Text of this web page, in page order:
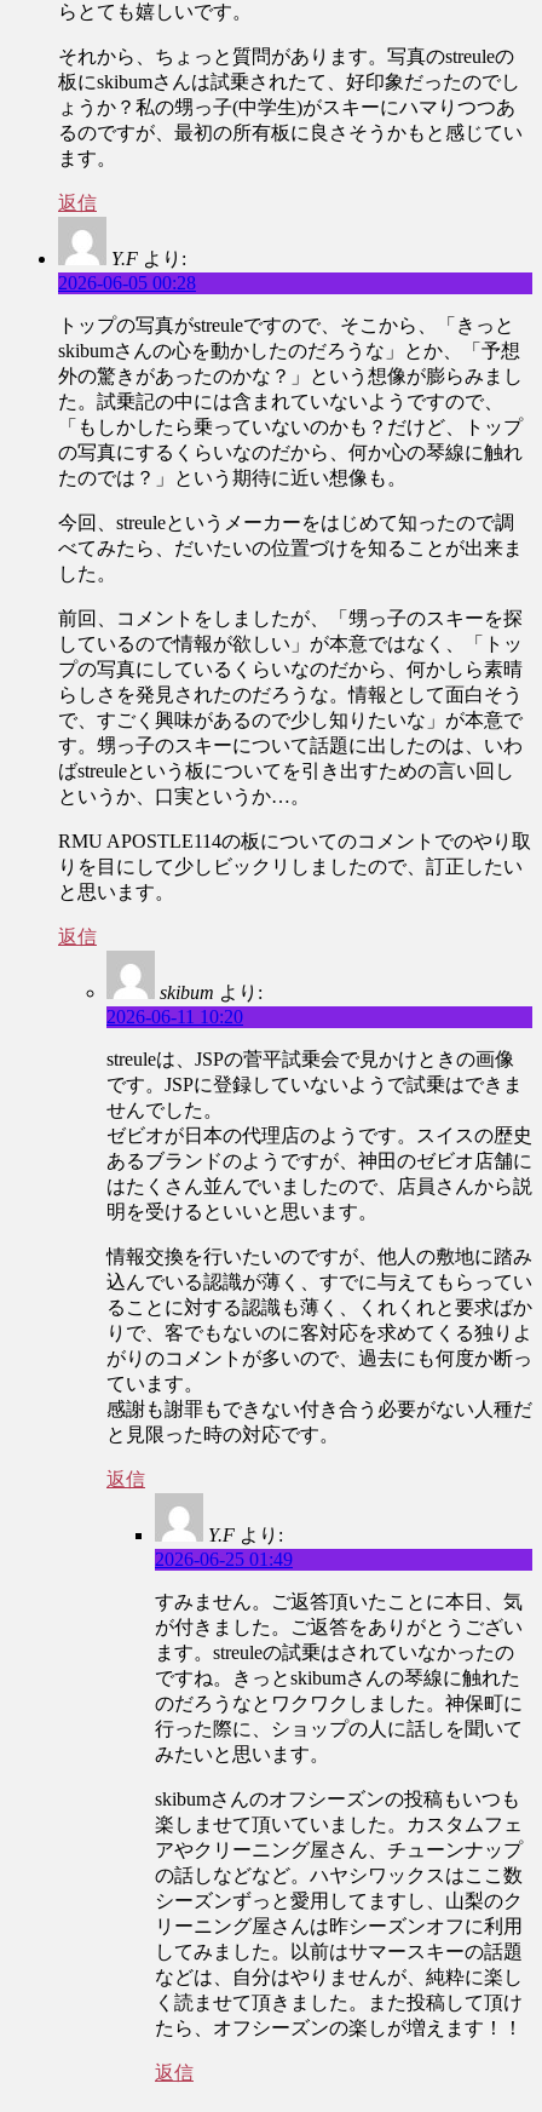
らとても嬉しいです。
それから、ちょっと質問があります。写真のstreuleの
板にskibumさんは試乗されたて、好印象だったのでし
ょうか？私の甥っ子(中学生)がスキーにハマりつつあ
るのですが、最初の所有板に良さそうかもと感じてい
ます。
返信
Y.F より:
2026-06-05 00:28
トップの写真がstreuleですので、そこから、「きっと
skibumさんの心を動かしたのだろうな」とか、「予想
外の驚きがあったのかな？」という想像が膨らみまし
た。試乗記の中には含まれていないようですので、
「もしかしたら乗っていないのかも？だけど、トップ
の写真にするくらいなのだから、何か心の琴線に触れ
たのでは？」という期待に近い想像も。
今回、streuleというメーカーをはじめて知ったので調
べてみたら、だいたいの位置づけを知ることが出来ま
した。
前回、コメントをしましたが、「甥っ子のスキーを探
しているので情報が欲しい」が本意ではなく、「トッ
プの写真にしているくらいなのだから、何かしら素晴
らしさを発見されたのだろうな。情報として面白そう
で、すごく興味があるので少し知りたいな」が本意で
す。甥っ子のスキーについて話題に出したのは、いわ
ばstreuleという板についてを引き出すための言い回し
というか、口実というか…。
RMU APOSTLE114の板についてのコメントでのやり取
りを目にして少しビックリしましたので、訂正したい
と思います。
返信
skibum より:
2026-06-11 10:20
streuleは、JSPの菅平試乗会で見かけときの画像
です。JSPに登録していないようで試乗はできま
せんでした。
ゼビオが日本の代理店のようです。スイスの歴史
あるブランドのようですが、神田のゼビオ店舗に
はたくさん並んでいましたので、店員さんから説
明を受けるといいと思います。
情報交換を行いたいのですが、他人の敷地に踏み
込んでいる認識が薄く、すでに与えてもらってい
ることに対する認識も薄く、くれくれと要求ばか
りで、客でもないのに客対応を求めてくる独りよ
がりのコメントが多いので、過去にも何度か断っ
ています。
感謝も謝罪もできない付き合う必要がない人種だ
と見限った時の対応です。
返信
Y.F より:
2026-06-25 01:49
すみません。ご返答頂いたことに本日、気
が付きました。ご返答をありがとうござい
ます。streuleの試乗はされていなかったの
ですね。きっとskibumさんの琴線に触れた
のだろうなとワクワクしました。神保町に
行った際に、ショップの人に話しを聞いて
みたいと思います。
skibumさんのオフシーズンの投稿もいつも
楽しませて頂いていました。カスタムフェ
アやクリーニング屋さん、チューンナップ
の話しなどなど。ハヤシワックスはここ数
シーズンずっと愛用してますし、山梨のク
リーニング屋さんは昨シーズンオフに利用
してみました。以前はサマースキーの話題
などは、自分はやりませんが、純粋に楽し
く読ませて頂きました。また投稿して頂け
たら、オフシーズンの楽しが増えます！！
返信